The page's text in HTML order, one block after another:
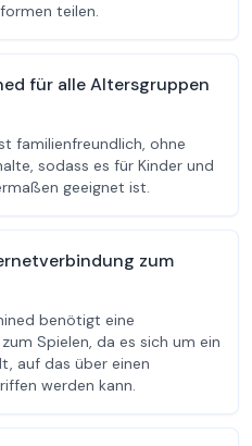
teilen.
für alle Altersgruppen
familienfreundlich, ohne
sodass es für Kinder und
geeignet ist.
zum
benötigt eine
Spielen, da es sich um ein
auf das über einen
werden kann.